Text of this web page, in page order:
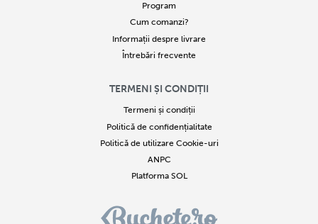
Program
Cum comanzi?
Informații despre livrare
Întrebări frecvente
TERMENI ȘI CONDIȚII
Termeni și condiții
Politică de confidențialitate
Politică de utilizare Cookie-uri
ANPC
Platforma SOL